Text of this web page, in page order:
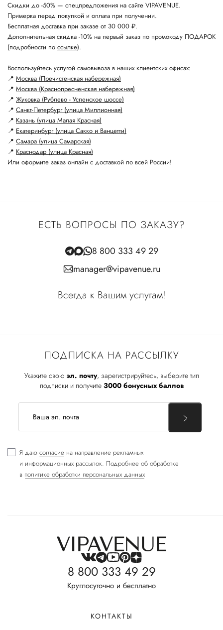
Скидки до -50% — спецпредложения на сайте VIPAVENUE.
Примерка перед покупкой и оплата при получении.
Бесплатная доставка при заказе от 30 000 ₽.
Дополнительная скидка -10% на первый заказ по промокоду ПОДАРОК
(подробности по ссылке).
Воспользуйтесь услугой самовывоза в наших клиентских офисах:
📍 Москва (Пречистенская набережная)
📍 Москва (Краснопресненская набережная)
📍 Жуковка (Рублево - Успенское шоссе)
📍 Санкт-Петербург (улица Миллионная)
📍 Казань (улица Малая Красная)
📍 Екатеринбург (улица Сакко и Ванцетти)
📍 Самара (улица Самарская)
📍 Краснодар (улица Красная)
Или оформите заказ онлайн с доставкой по всей России!
ПОДПИСКА НА РАССЫЛКУ
Укажите свою эл. почту, зарегистрируйтесь, выберите тип
подписки и получите 3000 бонусных баллов
Я даю согласие на направление рекламных
и информационных рассылок. Подробнее об обработке
в политике обработки персональных данных
ЕСТЬ ВОПРОСЫ ПО ЗАКАЗУ?
8 800 333 49 29
manager@vipavenue.ru
Всегда к Вашим услугам!
8 800 333 49 29
Круглосуточно и бесплатно
КОНТАКТЫ